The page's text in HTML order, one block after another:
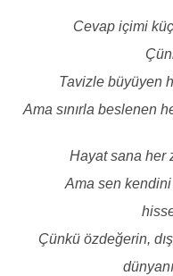
Cevap içimi
Tavizle büyüyen
Ama sınırla beslenen
Hayat sana her
Ama sen kendini
Çünkü özdeğerin,